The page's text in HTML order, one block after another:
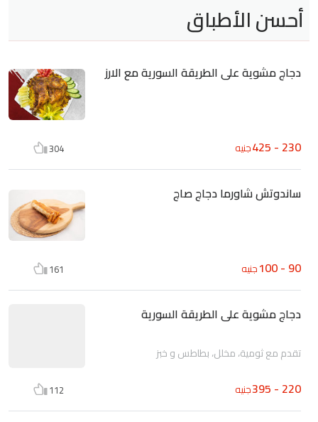
أحسن الأطباق
دجاج مشوية على الطريقة السورية مع الارز
230 - 425 جنيه 304
ساندوتش شاورما دجاج صاج
90 - 100 جنيه 161
دجاج مشوية على الطريقة السورية
تقدم مع ثومية، مخلل، بطاطس و خبز
220 - 395 جنيه 112